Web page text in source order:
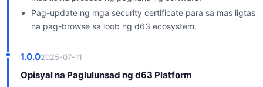
Pag-update ng mga security certificate para sa mas ligtas
na pag-browse sa loob ng d63 ecosystem.
1.0.02025-07-11
Opisyal na Paglulunsad ng d63 Platform